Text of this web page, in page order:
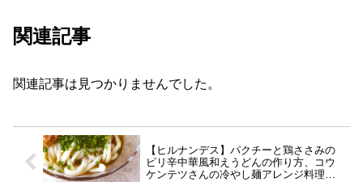
関連記事
関連記事は見つかりませんでした。
【ヒルナンデス】パクチーと鶏ささみの
ピリ辛中華風和えうどんの作り方、コウ
ケンテツさんの冷やし麺アレンジ料理レ